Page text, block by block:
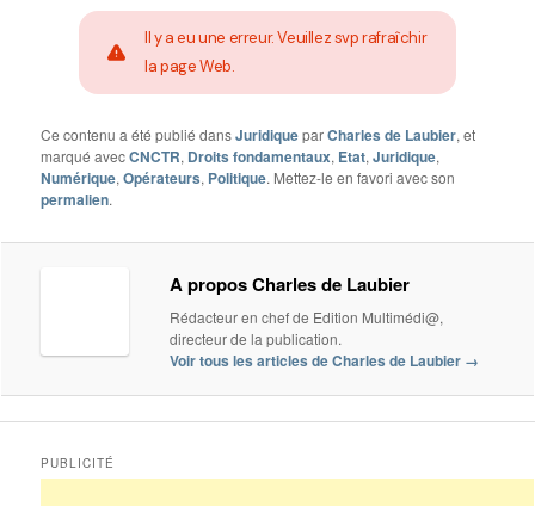
Il y a eu une erreur. Veuillez svp rafraîchir
la page Web.
Ce contenu a été publié dansJuridiqueparCharles de Laubier, et
marqué avecCNCTR, Droits fondamentaux, Etat,Juridique,
Numérique,Opérateurs, Politique. Mettez-le en favori avec son
permalien.
A propos Charles de Laubier
Rédacteur en chef de Edition Multimédi@,
directeur de la publication.
Voir tous les articles de Charles de Laubier →
PUBLICITÉ